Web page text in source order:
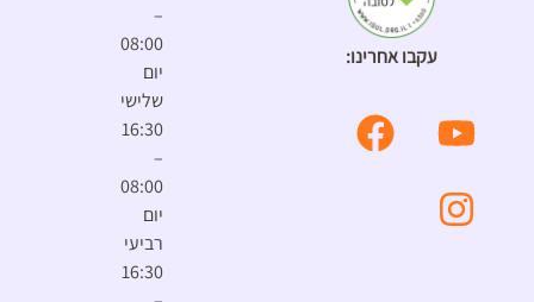
עקבו אחרינו:
08:00
שלישי
16:30
08:00
רביעי
16:30